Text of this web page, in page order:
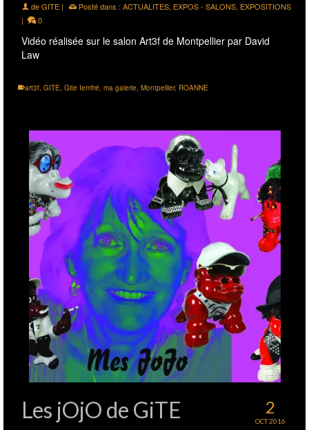
deGITE | Posté dans : ACTUALITES, EXPOS - SALONS, EXPOSITIONS
|
0
Vidéo réalisée sur le salon Art3f de Montpellier par David
Law
art3f, GITE, Gite Iemfré, ma galerie, Montpellier, ROANNE
2
OCT 2016
Les jOjO de GiTE